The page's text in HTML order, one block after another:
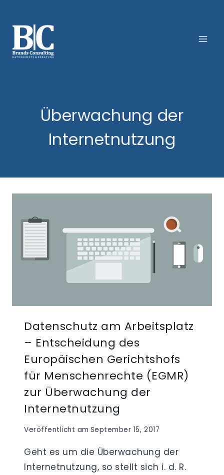
Inhalt
springen
Überwachung der
Internetnutzung
Datenschutz am Arbeitsplatz
– Entscheidung des
Europäischen Gerichtshofs
für Menschenrechte (EGMR)
zur Überwachung der
Internetnutzung
Veröffentlicht am September 15, 2017
Geht es um die Überwachung der
Internetnutzung, so stellt sich i. d. R.